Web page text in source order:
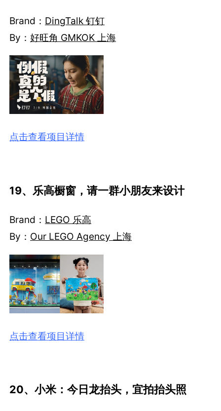
Brand： DingTalk 钉钉
By：好旺角 GMKOK 上海
点击查看项目详情
19、乐高橱窗，请一群小朋友来设计
Brand： LEGO 乐高
By： Our LEGO Agency 上海
点击查看项目详情
20、小米：今日龙抬头，宜拍抬头照